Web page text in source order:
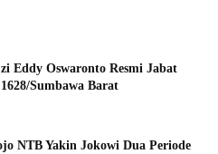
Eddy Oswaronto Resmi Jabat
Sumbawa Barat
NTB Yakin Jokowi Dua Periode